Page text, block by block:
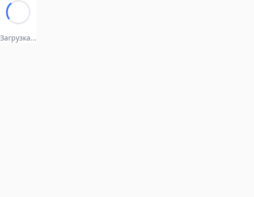
Загрузка...